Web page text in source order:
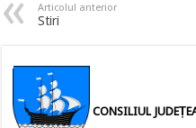
Articolul anterior
Stiri
CONSILIUL